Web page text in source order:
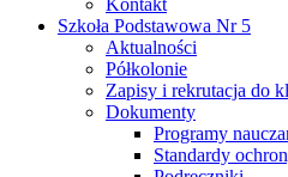
Kontakt
Szkoła Podstawowa Nr 5
Aktualności
Półkolonie
Zapisy i rekrutacja do
Dokumenty
Programy
Standardy